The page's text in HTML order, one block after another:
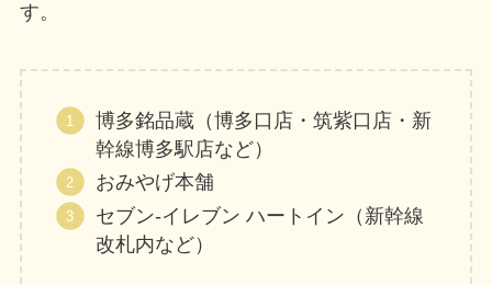
す。
博多銘品蔵（博多口店・筑紫口店・新
幹線博多駅店など）
おみやげ本舗
セブン-イレブン ハートイン（新幹線
改札内など）